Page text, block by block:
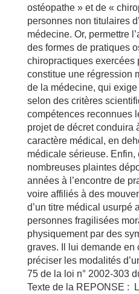
ostéopathe » et de «
personnes non titulaires
médecine. Or, permettre
des formes de pratiques
chiropractiques exercées
constitue une régression
de la médecine, qui
selon des critères
compétences reconnues
projet de décret conduira
caractère médical, en
médicale sérieuse. Enfin,
nombreuses plaintes
années à l’encontre de
voire affiliés à des
d’un titre médical usurpé
personnes fragilisées
physiquement par des
graves. Il lui demande en
préciser les modalités
75 de la loi n° 2002-303
Texte de la REPONSE :